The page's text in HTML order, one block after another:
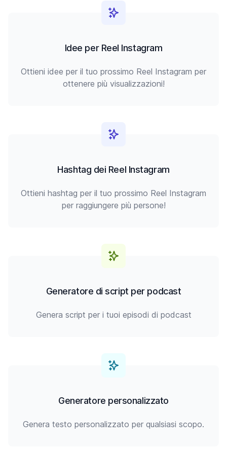
Idee per Reel Instagram
Ottieni idee per il tuo prossimo Reel Instagram per
ottenere più visualizzazioni!
Hashtag dei Reel Instagram
Ottieni hashtag per il tuo prossimo Reel Instagram
per raggiungere più persone!
Generatore di script per podcast
Genera script per i tuoi episodi di podcast
Generatore personalizzato
Genera testo personalizzato per qualsiasi scopo.